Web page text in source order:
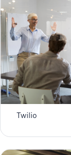
Twilio
dans l'UE
Twilio